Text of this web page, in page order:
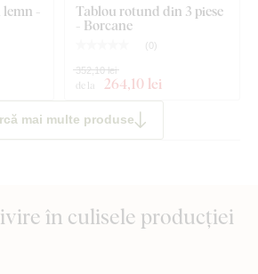
-
Tablou rotund din 3 piese
- Borcane
( 0)
de la 264,10 lei
352,10 lei
mai multe produse
în culisele producției